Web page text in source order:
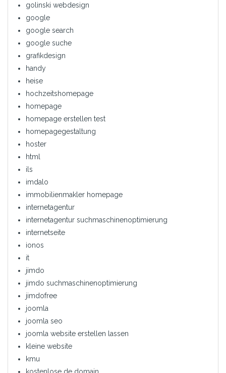
golinski webdesign
google
google search
google suche
grafikdesign
handy
heise
hochzeitshomepage
homepage
homepage erstellen test
homepagegestaltung
hoster
html
ils
imdalo
immobilienmakler homepage
internetagentur
internetagentur suchmaschinenoptimierung
internetseite
ionos
it
jimdo
jimdo suchmaschinenoptimierung
jimdofree
joomla
joomla seo
joomla website erstellen lassen
kleine website
kmu